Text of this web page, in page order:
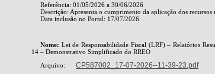
Referência: 01/05/2026 a 30/06/2026
Descrição: Apresenta o cumprimento da aplicação dos recursos
Data inclusão no Portal: 17/07/2026
Nome: Lei de Responsabilidade Fiscal (LRF) – Relatórios
14 – Demonstrativo Simplificado do RREO
Arquivo:
CP587002_17-07-2026--11-39-23.pdf